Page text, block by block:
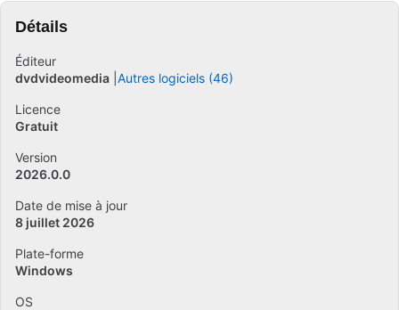
Détails
Éditeur
dvdvideomedia Autres logiciels (46)
Licence
Gratuit
Version
2026.0.0
Date de mise à jour
8 juillet 2026
Plate-forme
Windows
OS